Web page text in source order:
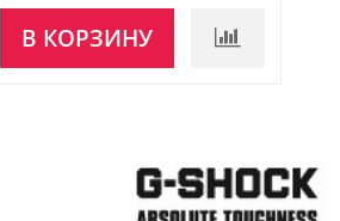
В КОРЗИНУ